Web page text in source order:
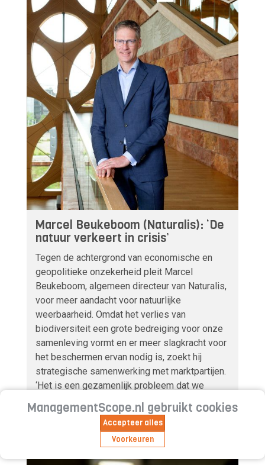
Marcel Beukeboom (Naturalis): ‘De
natuur verkeert in crisis’
Tegen de achtergrond van economische en
geopolitieke onzekerheid pleit Marcel
Beukeboom, algemeen directeur van Naturalis,
voor meer aandacht voor natuurlijke
weerbaarheid. Omdat het verlies van
biodiversiteit een grote bedreiging voor onze
samenleving vormt en er meer slagkracht voor
het beschermen ervan nodig is, zoekt hij
strategische samenwerking met marktpartijen.
‘Het is een gezamenlijk probleem dat we
gezamenlijk moeten aanpakken.’
LEES ARTIKEL
ManagementScope.nl gebruikt cookies
Accepteer alles
Voorkeuren